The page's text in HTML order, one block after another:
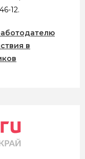
12.
в